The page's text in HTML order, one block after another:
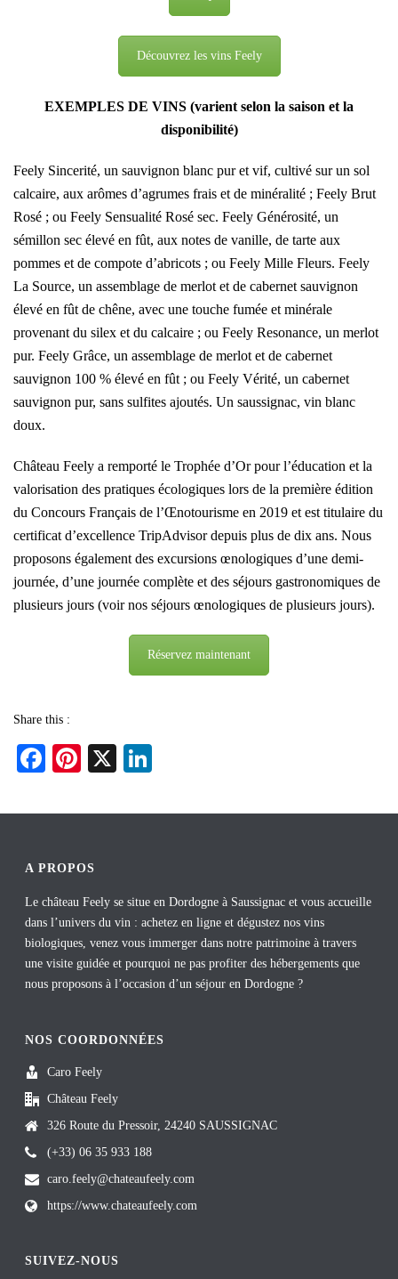
Découvrez les vins Feely
EXEMPLES DE VINS (varient selon la saison et la
disponibilité)
Feely Sincerité, un sauvignon blanc pur et vif, cultivé sur un sol
calcaire, aux arômes d’agrumes frais et de minéralité ; Feely Brut
Rosé ; ou Feely Sensualité Rosé sec. Feely Générosité, un
sémillon sec élevé en fût, aux notes de vanille, de tarte aux
pommes et de compote d’abricots ; ou Feely Mille Fleurs. Feely
La Source, un assemblage de merlot et de cabernet sauvignon
élevé en fût de chêne, avec une touche fumée et minérale
provenant du silex et du calcaire ; ou Feely Resonance, un merlot
pur. Feely Grâce, un assemblage de merlot et de cabernet
sauvignon 100 % élevé en fût ; ou Feely Vérité, un cabernet
sauvignon pur, sans sulfites ajoutés. Un saussignac, vin blanc
doux.
Château Feely a remporté le Trophée d’Or pour l’éducation et la
valorisation des pratiques écologiques lors de la première édition
du Concours Français de l’Œnotourisme en 2019 et est titulaire du
certificat d’excellence TripAdvisor depuis plus de dix ans. Nous
proposons également des excursions œnologiques d’une demi-
journée, d’une journée complète et des séjours gastronomiques de
plusieurs jours (voir nos séjours œnologiques de plusieurs jours).
Réservez maintenant
Share this :
Fa
bo
Pi
er
t
X
ed
A PROPOS
Le château Feely se situe en Dordogne à Saussignac et vous accueille
dans l’univers du vin : achetez en ligne et dégustez nos vins
biologiques, venez vous immerger dans notre patrimoine à travers
une visite guidée et pourquoi ne pas profiter des hébergements que
nous proposons à l’occasion d’un séjour en Dordogne ?
NOS COORDONNÉES
Caro Feely
Château Feely
326 Route du Pressoir, 24240 SAUSSIGNAC
(+33) 06 35 933 188
caro.feely@chateaufeely.com
https://www.chateaufeely.com
SUIVEZ-NOUS